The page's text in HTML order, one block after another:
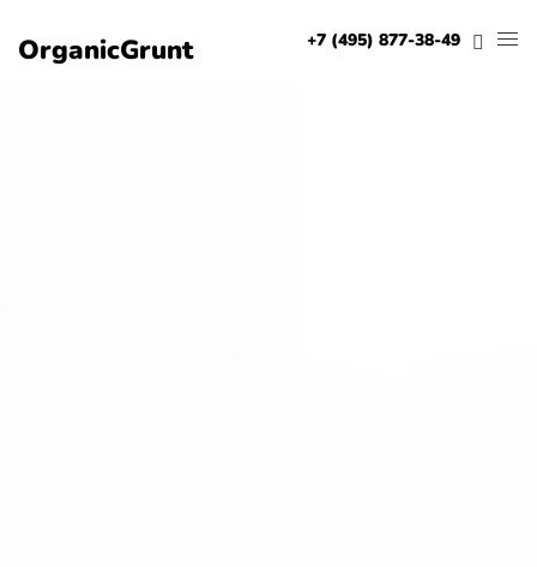
OrganicGrunt +7 (495) 001-47-01